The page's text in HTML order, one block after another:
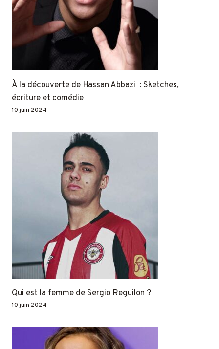
À la découverte de Hassan Abbazi : Sketches,
écriture et comédie
10 juin 2024
Qui est la femme de Sergio Reguilon ?
10 juin 2024